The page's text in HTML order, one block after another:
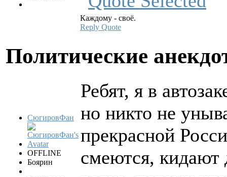
Каждому - своё.
Reply Quote
Политические
СюгировФан
OFFLINE
Боярин
Ребят, я в
но никто не
прекрасной
смеются, кидают